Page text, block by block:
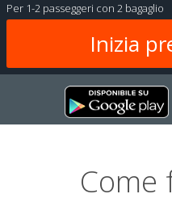
Per 1-2 passeggeri con 2 bagaglio
Come